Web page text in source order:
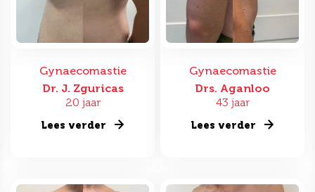
Gynaecomastie
Dr. J. Zguricas
20 jaar
Lees verder
Gynaecomastie
Drs. Aganloo
43 jaar
Lees verder